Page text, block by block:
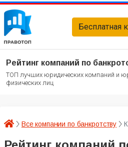
Бесплатная
Рейтинг компаний по
ТОП лучших юридических компаний и
физических лиц
Все компании по банкротству